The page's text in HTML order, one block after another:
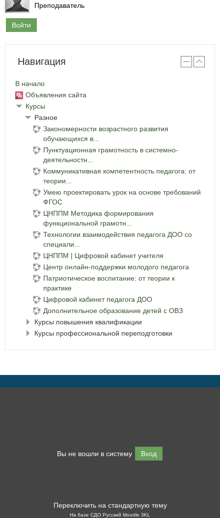
Преподаватель
Войти
Навигация
В начало
Объявления сайта
Курсы
Разное
Закономерности возрастного развития
обучающихся в...
Пунктуационная грамотность в системно-
деятельностн...
Коммуникативная компетентность педагога: от
теории...
Умею проектировать урок на основе требований
ФГОС
ЦНППМ Методика формирования
функциональной грамотн...
Технологии взаимодействия педагога ДОО со
специали...
ЦНППМ | Цифровой кабинет учителя
Центр онлайн-поддержки молодого педагога
Патриотическое воспитание: от теории к
практике
Цифровой кабинет педагога ДОО
Дополнительное образование детей с ОВЗ
Курсы повышения квалификации
Курсы профессиональной переподготовки
Вы не вошли в систему Вход
На базе СДО Русский Moodle 3KL
Переключить на стандартную тему